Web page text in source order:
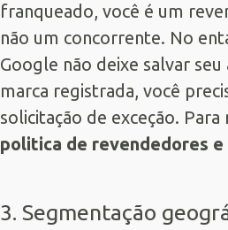
franqueado, você é um
não um concorrente. No
Google não deixe salvar
marca registrada, você
solicitação de exceção. Para
politica de revendedores
3. Segmentação